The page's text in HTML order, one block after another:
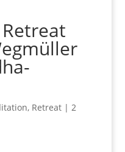
, Retreat| 2